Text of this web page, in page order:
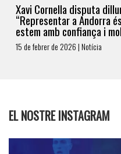
Xavi Cornella disputa
“Representar a Andorra
estem amb confiança i
15 de febrer de 2026 | Notícia
EL NOSTRE INSTAGRAM